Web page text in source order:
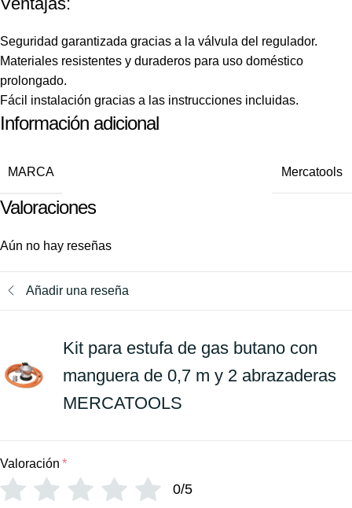
Seguridad garantizada gracias a la válvula del regulador.
Materiales resistentes y duraderos para uso doméstico
prolongado.
Fácil instalación gracias a las instrucciones incluidas.
Información adicional
MARCA Mercatools
Valoraciones
Aún no hay reseñas
Añadir una reseña
Kit para estufa de gas butano con
manguera de 0,7 m y 2 abrazaderas
MERCATOOLS
Valoración *
0/5